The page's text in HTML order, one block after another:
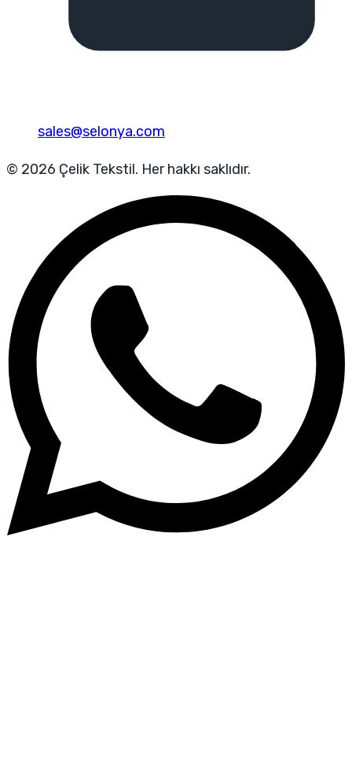
sales@selonya.com
© 2026 Çelik Tekstil. Her hakkı saklıdır.